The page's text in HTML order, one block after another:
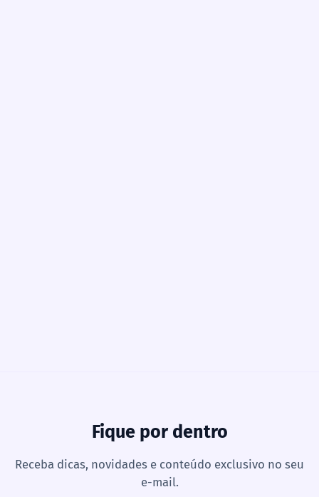
Fique por dentro
Receba dicas, novidades e conteúdo exclusivo no seu
e-mail.